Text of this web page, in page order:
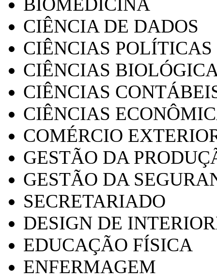
CIÊNCIA DE DADOS
CIÊNCIAS POLÍTICAS
CIÊNCIAS
CIÊNCIAS
CIÊNCIAS
COMÉRCIO
GESTÃO DA
GESTÃO DA
SECRETARIADO
DESIGN DE
EDUCAÇÃO FÍSICA
ENFERMAGEM